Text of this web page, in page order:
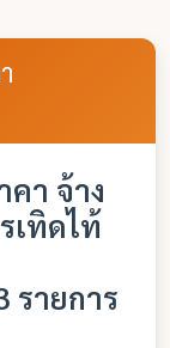
า จ้าง
เทิดไท้
รายการ